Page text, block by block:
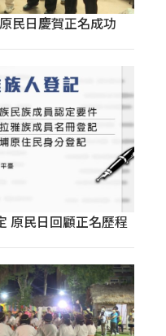
民日慶賀正名成功
原民日回顧正名歷程